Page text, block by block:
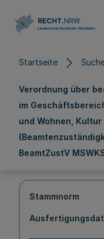
Startseite
Verordnung über
im
und Wohnen,
BeamtZustV
Stammnorm